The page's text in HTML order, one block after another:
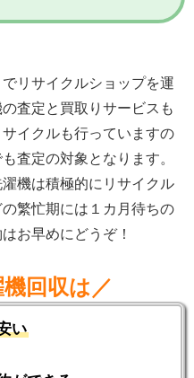
リサイクルショップを運
査定と買取りサービスも
イクルも行っていますの
査定の対象となります。
機は積極的にリサイクル
繁忙期には１カ月待ちの
お早めにどうぞ！
回収は／
い